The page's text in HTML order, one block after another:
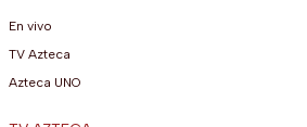
En vivo
TV Azteca
Azteca UNO